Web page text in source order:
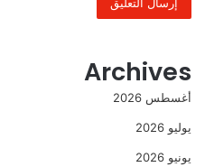
Archives
أغسطس 2026
يوليو 2026
يونيو 2026